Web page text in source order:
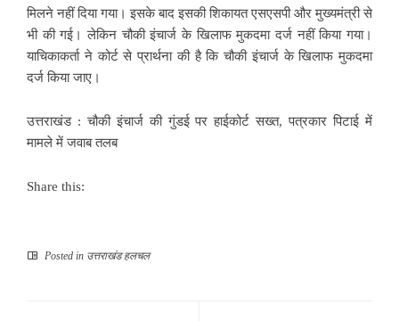
मिलने नहीं दिया गया। इसके बाद इसकी शिकायत एसएसपी और मुख्यमंत्री से
भी की गई। लेकिन चौकी इंचार्ज के खिलाफ मुकदमा दर्ज नहीं किया गया।
याचिकाकर्ता ने कोर्ट से प्रार्थना की है कि चौकी इंचार्ज के खिलाफ मुकदमा
दर्ज किया जाए।
उत्तराखंड : चौकी इंचार्ज की गुंडई पर हाईकोर्ट सख्त, पत्रकार पिटाई में
मामले में जवाब तलब
Share this:
Posted in उत्तराखंड हलचल